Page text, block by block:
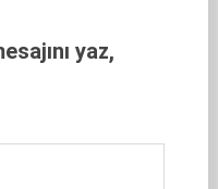
yaz,